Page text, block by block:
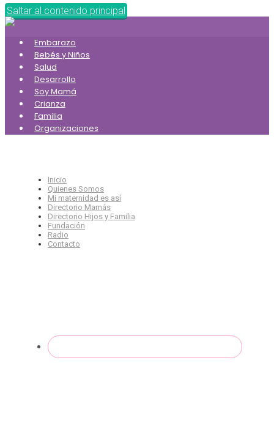
Saltar al contenido principal
Embarazo
Bebés y Niños
Salud
Desarrollo
Soy Mamá
Crianza
Familia
Organizaciones
Inicio
Quienes Somos
Mi maternidad es así
Directorio Mamás
Directorio Hijos y Familia
Fundación
Radio
Contacto